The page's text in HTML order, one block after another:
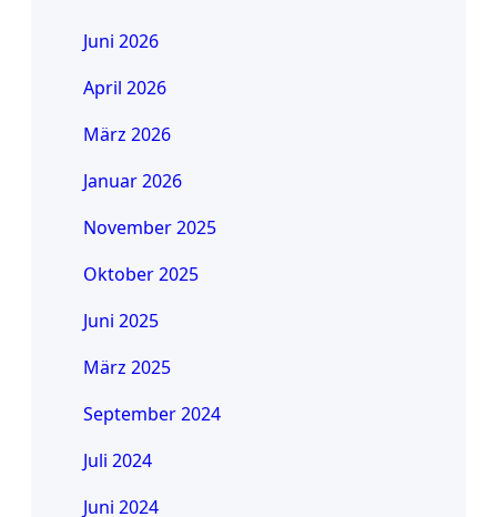
Juni 2026
April 2026
März 2026
Januar 2026
November 2025
Oktober 2025
Juni 2025
März 2025
September 2024
Juli 2024
Juni 2024